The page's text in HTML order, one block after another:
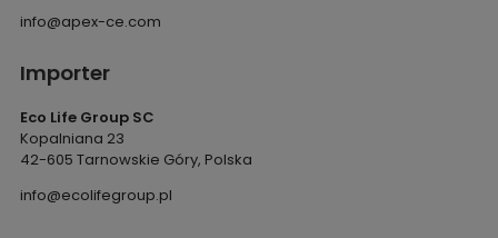
info@apex-ce.com
Importer
Eco Life Group SC
Kopalniana 23
42-605 Tarnowskie Góry, Polska
info@ecolifegroup.pl